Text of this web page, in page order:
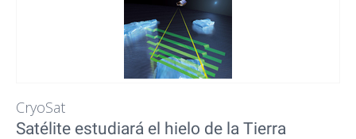
CryoSat
Satélite estudiará el hielo de la Tierra